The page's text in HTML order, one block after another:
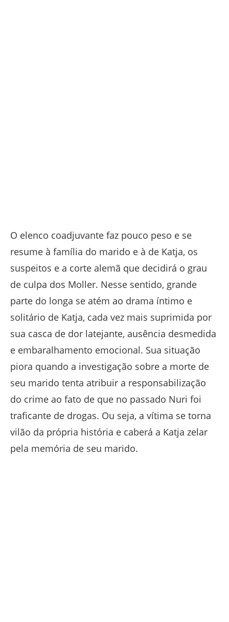
O elenco coadjuvante faz pouco peso e se
resume à família do marido e à de Katja, os
suspeitos e a corte alemã que decidirá o grau
de culpa dos Moller. Nesse sentido, grande
parte do longa se atém ao drama íntimo e
solitário de Katja, cada vez mais suprimida por
sua casca de dor latejante, ausência desmedida
e embaralhamento emocional. Sua situação
piora quando a investigação sobre a morte de
seu marido tenta atribuir a responsabilização
do crime ao fato de que no passado Nuri foi
traficante de drogas. Ou seja, a vítima se torna
vilão da própria história e caberá a Katja zelar
pela memória de seu marido.